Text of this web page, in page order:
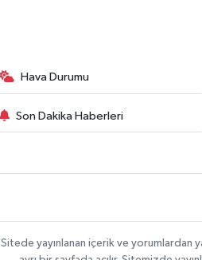
Hava Durumu
Son Dakika Haberleri
Sitede yayınlanan içerik ve yorumlardan